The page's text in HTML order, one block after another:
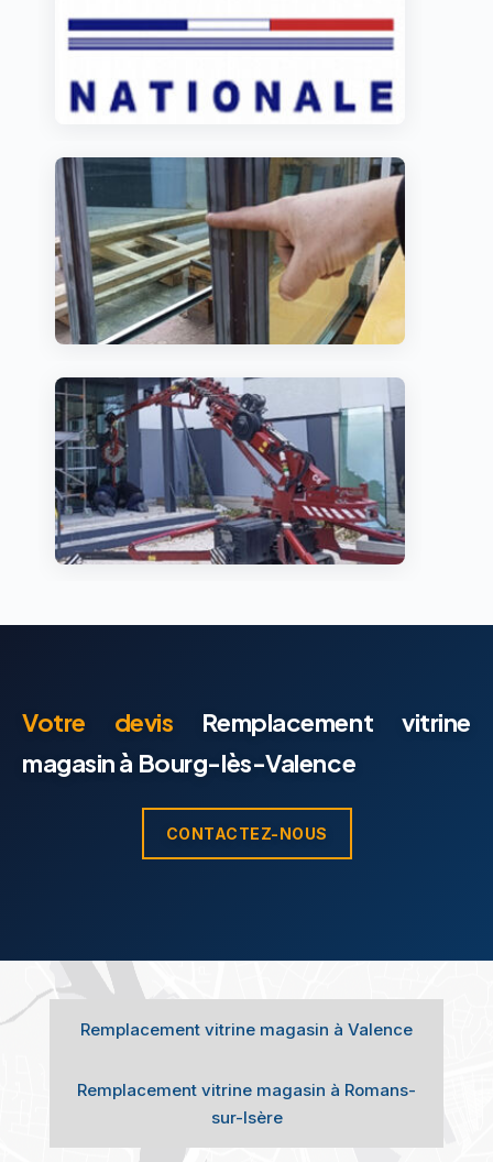
Votre devis Remplacement vitrine
magasin à Bourg-lès-Valence
CONTACTEZ-NOUS
Remplacement vitrine magasin à Valence
Remplacement vitrine magasin à Romans-
sur-Isère